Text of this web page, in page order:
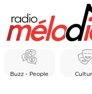
Buzz - People